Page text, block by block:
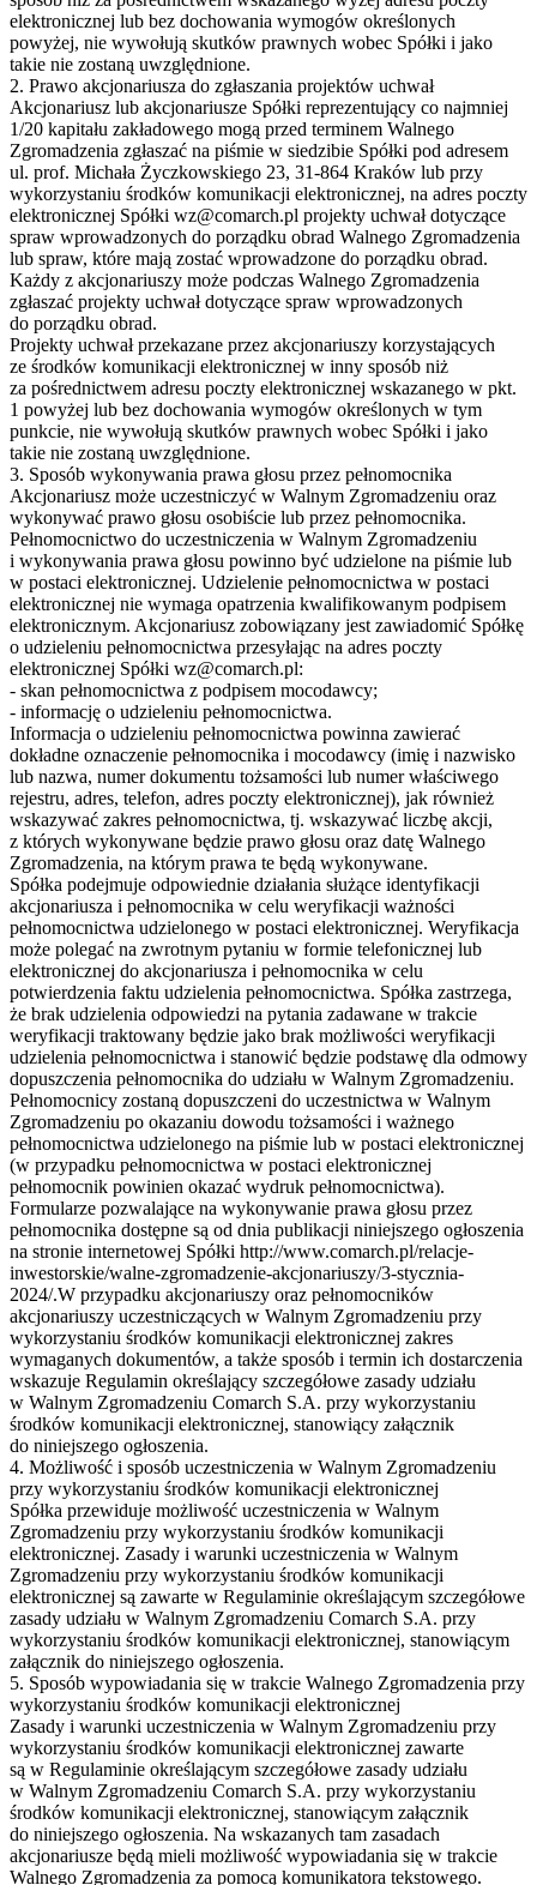
elektronicznej lub bez dochowania wymogów określonych
powyżej, nie wywołują skutków prawnych wobec Spółki i jako
takie nie zostaną uwzględnione.
2. Prawo akcjonariusza do zgłaszania projektów uchwał
Akcjonariusz lub akcjonariusze Spółki reprezentujący co najmniej
1/20 kapitału zakładowego mogą przed terminem Walnego
Zgromadzenia zgłaszać na piśmie w siedzibie Spółki pod adresem
ul. prof. Michała Życzkowskiego 23, 31-864 Kraków lub przy
wykorzystaniu środków komunikacji elektronicznej, na adres poczty
elektronicznej Spółki wz@comarch.pl projekty uchwał dotyczące
spraw wprowadzonych do porządku obrad Walnego Zgromadzenia
lub spraw, które mają zostać wprowadzone do porządku obrad.
Każdy z akcjonariuszy może podczas Walnego Zgromadzenia
zgłaszać projekty uchwał dotyczące spraw wprowadzonych
do porządku obrad.
Projekty uchwał przekazane przez akcjonariuszy korzystających
ze środków komunikacji elektronicznej w inny sposób niż
za pośrednictwem adresu poczty elektronicznej wskazanego w pkt.
1 powyżej lub bez dochowania wymogów określonych w tym
punkcie, nie wywołują skutków prawnych wobec Spółki i jako
takie nie zostaną uwzględnione.
3. Sposób wykonywania prawa głosu przez pełnomocnika
Akcjonariusz może uczestniczyć w Walnym Zgromadzeniu oraz
wykonywać prawo głosu osobiście lub przez pełnomocnika.
Pełnomocnictwo do uczestniczenia w Walnym Zgromadzeniu
i wykonywania prawa głosu powinno być udzielone na piśmie lub
w postaci elektronicznej. Udzielenie pełnomocnictwa w postaci
elektronicznej nie wymaga opatrzenia kwalifikowanym podpisem
elektronicznym. Akcjonariusz zobowiązany jest zawiadomić Spółkę
o udzieleniu pełnomocnictwa przesyłając na adres poczty
elektronicznej Spółki wz@comarch.pl:
- skan pełnomocnictwa z podpisem mocodawcy;
- informację o udzieleniu pełnomocnictwa.
Informacja o udzieleniu pełnomocnictwa powinna zawierać
dokładne oznaczenie pełnomocnika i mocodawcy (imię i nazwisko
lub nazwa, numer dokumentu tożsamości lub numer właściwego
rejestru, adres, telefon, adres poczty elektronicznej), jak również
wskazywać zakres pełnomocnictwa, tj. wskazywać liczbę akcji,
z których wykonywane będzie prawo głosu oraz datę Walnego
Zgromadzenia, na którym prawa te będą wykonywane.
Spółka podejmuje odpowiednie działania służące identyfikacji
akcjonariusza i pełnomocnika w celu weryfikacji ważności
pełnomocnictwa udzielonego w postaci elektronicznej. Weryfikacja
może polegać na zwrotnym pytaniu w formie telefonicznej lub
elektronicznej do akcjonariusza i pełnomocnika w celu
potwierdzenia faktu udzielenia pełnomocnictwa. Spółka zastrzega,
że brak udzielenia odpowiedzi na pytania zadawane w trakcie
weryfikacji traktowany będzie jako brak możliwości weryfikacji
udzielenia pełnomocnictwa i stanowić będzie podstawę dla odmowy
dopuszczenia pełnomocnika do udziału w Walnym Zgromadzeniu.
Pełnomocnicy zostaną dopuszczeni do uczestnictwa w Walnym
Zgromadzeniu po okazaniu dowodu tożsamości i ważnego
pełnomocnictwa udzielonego na piśmie lub w postaci elektronicznej
(w przypadku pełnomocnictwa w postaci elektronicznej
pełnomocnik powinien okazać wydruk pełnomocnictwa).
Formularze pozwalające na wykonywanie prawa głosu przez
pełnomocnika dostępne są od dnia publikacji niniejszego ogłoszenia
na stronie internetowej Spółki http://www.comarch.pl/relacje-
inwestorskie/walne-zgromadzenie-akcjonariuszy/3-stycznia-
2024/.W przypadku akcjonariuszy oraz pełnomocników
akcjonariuszy uczestniczących w Walnym Zgromadzeniu przy
wykorzystaniu środków komunikacji elektronicznej zakres
wymaganych dokumentów, a także sposób i termin ich dostarczenia
wskazuje Regulamin określający szczegółowe zasady udziału
w Walnym Zgromadzeniu Comarch S.A. przy wykorzystaniu
środków komunikacji elektronicznej, stanowiący załącznik
do niniejszego ogłoszenia.
4. Możliwość i sposób uczestniczenia w Walnym Zgromadzeniu
przy wykorzystaniu środków komunikacji elektronicznej
Spółka przewiduje możliwość uczestniczenia w Walnym
Zgromadzeniu przy wykorzystaniu środków komunikacji
elektronicznej. Zasady i warunki uczestniczenia w Walnym
Zgromadzeniu przy wykorzystaniu środków komunikacji
elektronicznej są zawarte w Regulaminie określającym szczegółowe
zasady udziału w Walnym Zgromadzeniu Comarch S.A. przy
wykorzystaniu środków komunikacji elektronicznej, stanowiącym
załącznik do niniejszego ogłoszenia.
5. Sposób wypowiadania się w trakcie Walnego Zgromadzenia przy
wykorzystaniu środków komunikacji elektronicznej
Zasady i warunki uczestniczenia w Walnym Zgromadzeniu przy
wykorzystaniu środków komunikacji elektronicznej zawarte
są w Regulaminie określającym szczegółowe zasady udziału
w Walnym Zgromadzeniu Comarch S.A. przy wykorzystaniu
środków komunikacji elektronicznej, stanowiącym załącznik
do niniejszego ogłoszenia. Na wskazanych tam zasadach
akcjonariusze będą mieli możliwość wypowiadania się w trakcie
Walnego Zgromadzenia za pomocą komunikatora tekstowego.